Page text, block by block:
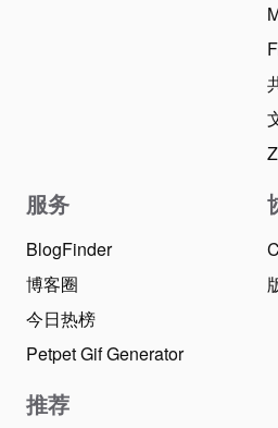
服务
BlogFinder
博客圈
今日热榜
Petpet Gif Generator
推荐